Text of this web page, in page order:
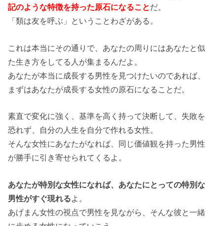
記のような特徴を持った原石になることだ。
「類は友を呼ぶ」ということわざがある。
これは本当にその通りで、あなたの周りにはあなたと似
た生き方をしてる人が集まるんだよ。
あなたが本当に成長する男性を見つけたいのであれば、
まずはあなたが成長する女性の原石になることだ。
素直で変化に強く、基準を高く持って決断して、失敗を
恐れず、自分の人生を自分で作れる女性。
そんな女性にあなたがなれば、同じ価値観を持った男性
が勝手に引き寄せられてくるよ。
あなたが特別な女性になれば、あなたにとっての特別な
男性がすぐ現れる よ。
あげまん女性の視点で男性を見ながら、そんな彼と一緒